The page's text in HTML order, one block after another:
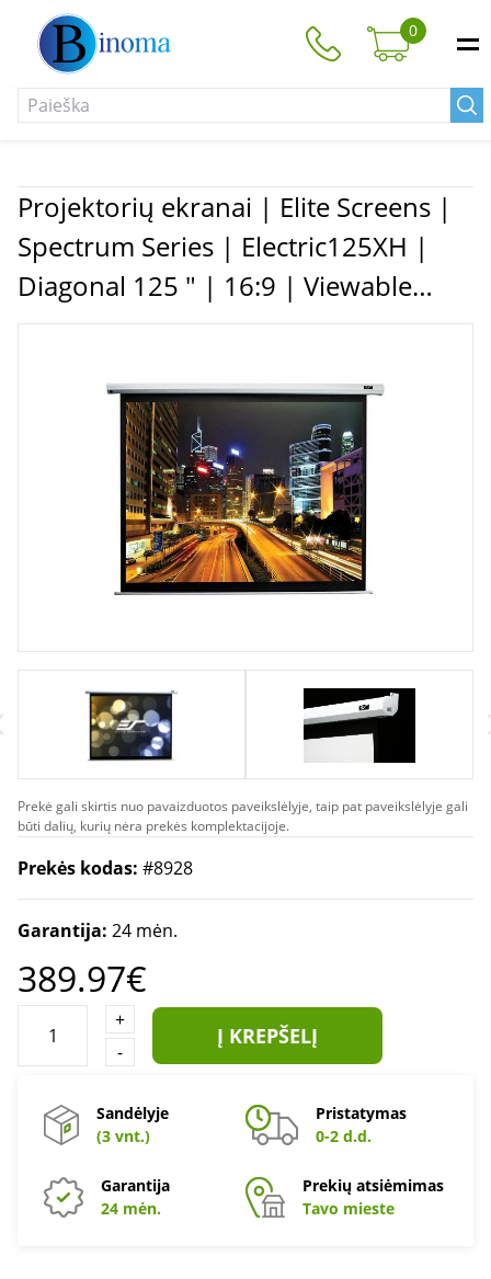
0
Projektorių ekranai | Elite Screens |
Spectrum Series | Electric125XH |
Diagonal 125 " | 16:9 | Viewable
screen width (W) 277 cm | White
Prekė gali skirtis nuo pavaizduotos paveikslėlyje, taip pat paveikslėlyje gali
būti dalių, kurių nėra prekės komplektacijoje.
Prekės kodas: #8928
Garantija: 24 mėn.
389.97€
+
-
Į KREPŠELĮ
Sandėlyje
(3 vnt.)
Pristatymas
0-2 d.d.
Garantija
24 mėn.
Prekių atsiėmimas
Tavo mieste